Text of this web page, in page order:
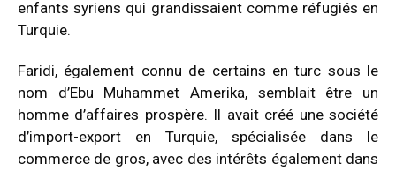
enfants syriens qui grandissaient comme réfugiés en
Turquie.
Faridi, également connu de certains en turc sous le
nom d’Ebu Muhammet Amerika, semblait être un
homme d’affaires prospère. Il avait créé une société
d’import-export en Turquie, spécialisée dans le
commerce de gros, avec des intérêts également dans